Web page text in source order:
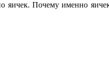
яичек. Почему именно